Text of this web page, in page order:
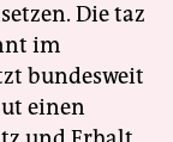
Die taz
im
bundesweit
einen